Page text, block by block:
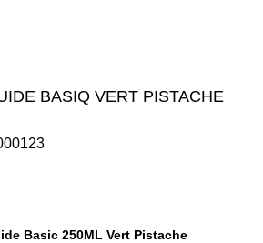
BASIQ VERT PISTACHE
Basic 250ML Vert Pistache